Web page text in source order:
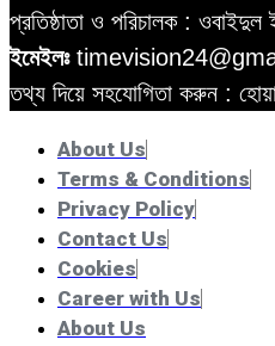
প্রতিষ্ঠাতা ও পরিচালক :
ইমেইলঃ
তথ্য দিয়ে সহযোগিতা করুন :
About Us
Terms & Conditions
Privacy Policy
Contact Us
Cookies
Career with Us
About Us